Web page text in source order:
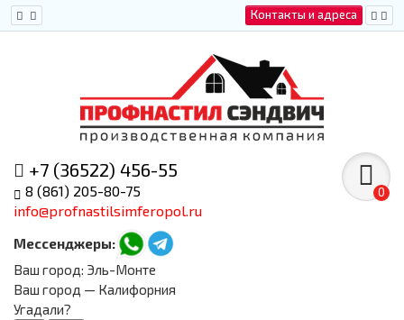
Контакты и адреса
+7 (36522) 456-55
8 (861) 205-80-75
info@profnastilsimferopol.ru
Мессенджеры:
0
Ваш город: Эль-Монте
Ваш город — Калифорния
Угадали?